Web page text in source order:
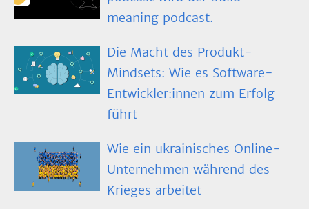
meaning podcast.
Die Macht des Produkt-
Mindsets: Wie es Software-
Entwickler:innen zum Erfolg
führt
Wie ein ukrainisches Online-
Unternehmen während des
Krieges arbeitet